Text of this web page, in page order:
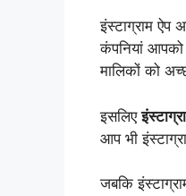
इंस्टाग्राम
कंपनियां
मालिकों को
इसलिए
आप भी
जबकि